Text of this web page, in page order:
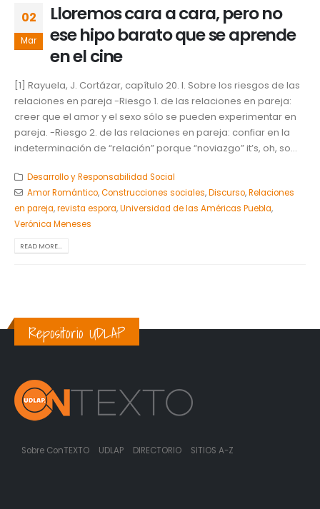
02
Mar
Lloremos cara a cara, pero no
ese hipo barato que se aprende
en el cine
[1] Rayuela, J. Cortázar, capítulo 20. I. Sobre los riesgos de las
relaciones en pareja -Riesgo 1. de las relaciones en pareja:
creer que el amor y el sexo sólo se pueden experimentar en
pareja. -Riesgo 2. de las relaciones en pareja: confiar en la
indeterminación de “relación” porque “noviazgo” it’s, oh, so...
Desarrollo y Responsabilidad Social
Amor Romántico,Construcciones sociales,Discurso,Relaciones
en pareja,revista espora,Universidad de las Américas Puebla,
Verónica Meneses
READ MORE...
Repositorio UDLAP
Sobre ConTEXTO UDLAP DIRECTORIO SITIOS A-Z